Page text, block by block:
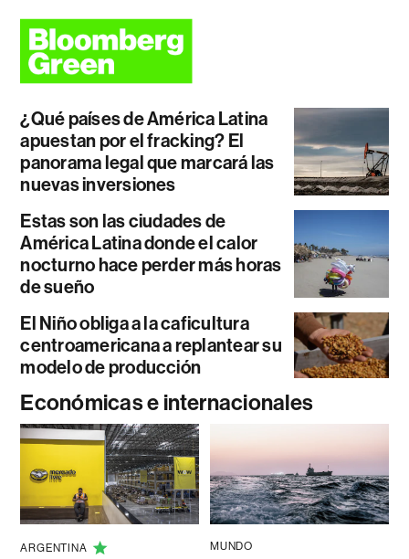
¿Qué países de América Latina
apuestan por el fracking? El
panorama legal que marcará las
nuevas inversiones
Estas son las ciudades de
América Latina donde el calor
nocturno hace perder más horas
de sueño
El Niño obliga a la caficultura
centroamericana a replantear su
modelo de producción
Económicas e internacionales
ARGENTINA MUNDO